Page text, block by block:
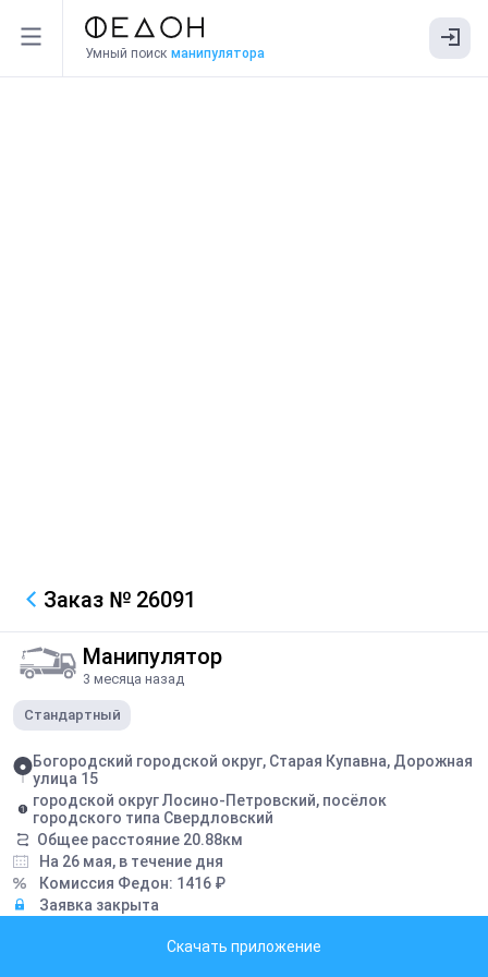
Умный поиск манипулятора
Заказ № 26091
Манипулятор
3 месяца назад
Стандартный
Богородский городской округ, Старая Купавна, Дорожная
улица 15
городской округ Лосино-Петровский, посёлок
городского типа Свердловский
Общее расстояние 20.88км
На 26 мая, в течение дня
Комиссия Федон: 1416 ₽
Заявка закрыта
Грузоподъемность борта:5 тонн
Скачать приложение